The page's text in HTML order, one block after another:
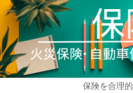
保険を合理